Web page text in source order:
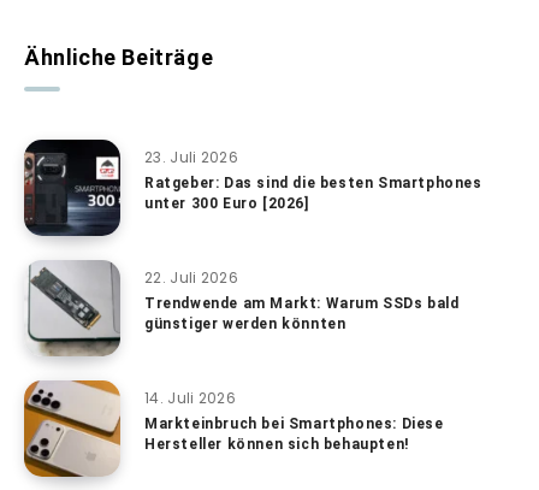
Ähnliche Beiträge
23. Juli 2026
Ratgeber: Das sind die besten Smartphones
unter 300 Euro [2026]
22. Juli 2026
Trendwende am Markt: Warum SSDs bald
günstiger werden könnten
14. Juli 2026
Markteinbruch bei Smartphones: Diese
Hersteller können sich behaupten!